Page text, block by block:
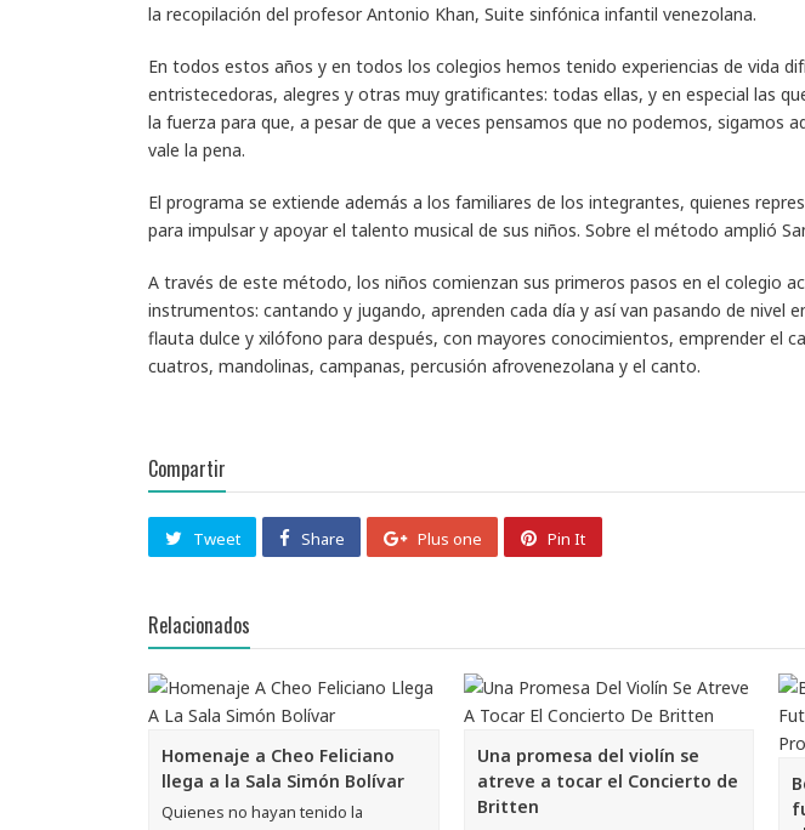
la recopilación del profesor Antonio Khan, Suite sinfónica infantil venezolana.
En todos estos años y en todos los colegios hemos tenido experiencias de vida
entristecedoras, alegres y otras muy gratificantes: todas ellas, y en especial las
la fuerza para que, a pesar de que a veces pensamos que no podemos, sigamos
vale la pena.
El programa se extiende además a los familiares de los integrantes, quienes
para impulsar y apoyar el talento musical de sus niños. Sobre el método amplió
A través de este método, los niños comienzan sus primeros pasos en el colegio
instrumentos: cantando y jugando, aprenden cada día y así van pasando de nivel
flauta dulce y xilófono para después, con mayores conocimientos, emprender el
cuatros, mandolinas, campanas, percusión afrovenezolana y el canto.
Compartir
Tweet Share Plus one Pin It
Relacionados
Homenaje a Cheo Feliciano
llega a la Sala Simón Bolívar
Quienes no hayan tenido la
Una promesa del violín se
atreve a tocar el Concierto de
Britten